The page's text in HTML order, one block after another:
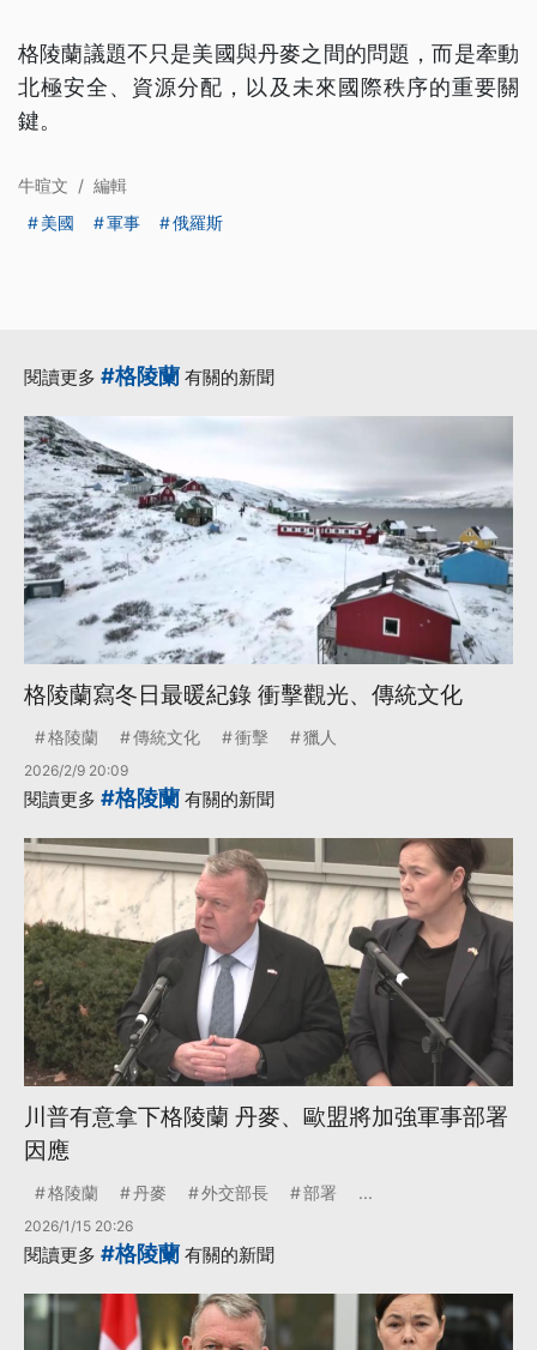
格陵蘭議題不只是美國與丹麥之間的問題，而是牽動
北極安全、資源分配，以及未來國際秩序的重要關
鍵。
牛暄文 / 編輯
美國
軍事 俄羅斯
閱讀更多 #格陵蘭 有關的新聞
格陵蘭寫冬日最暖紀錄 衝擊觀光、傳統文化
格陵蘭 傳統文化 衝擊 獵人
2026/2/9 20:09
閱讀更多 #格陵蘭 有關的新聞
川普有意拿下格陵蘭 丹麥、歐盟將加強軍事部署
因應
格陵蘭 丹麥 外交部長 部署 ...
2026/1/15 20:26
閱讀更多 #格陵蘭 有關的新聞